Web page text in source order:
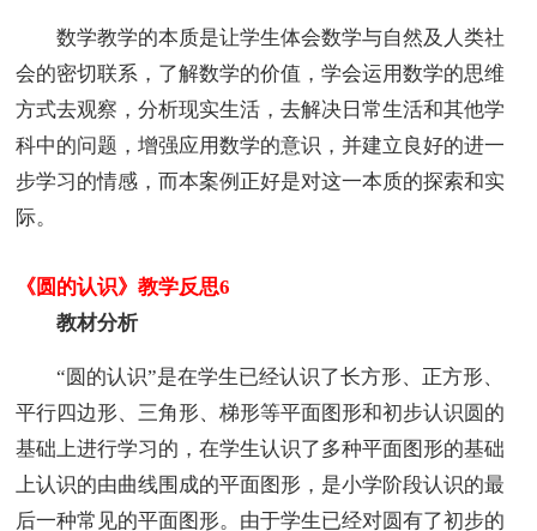
数学教学的本质是让学生体会数学与自然及人类社
会的密切联系，了解数学的价值，学会运用数学的思维
方式去观察，分析现实生活，去解决日常生活和其他学
科中的问题，增强应用数学的意识，并建立良好的进一
步学习的情感，而本案例正好是对这一本质的探索和实
际。
《圆的认识》教学反思6
教材分析
“圆的认识”是在学生已经认识了长方形、正方形、
平行四边形、三角形、梯形等平面图形和初步认识圆的
基础上进行学习的，在学生认识了多种平面图形的基础
上认识的由曲线围成的平面图形，是小学阶段认识的最
后一种常见的平面图形。由于学生已经对圆有了初步的